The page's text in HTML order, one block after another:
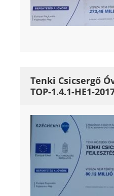
Tenki Csicsergő
TOP-1.4.1-HE1-